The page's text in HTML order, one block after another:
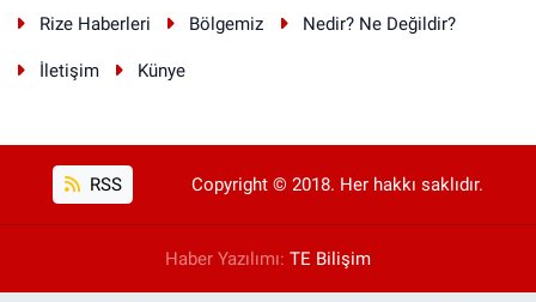
Rize Haberleri Bölgemiz Nedir? Ne Değildir?
İletişim Künye
RSS Copyright © 2018. Her hakkı saklıdır.
Haber Yazılımı: TE Bilişim